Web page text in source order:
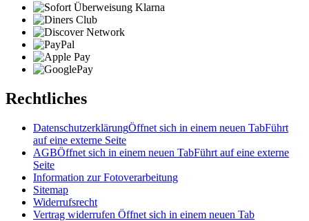
Rechtliches
DatenschutzerklärungÖffnet sich in einem neuen TabFührt
auf eine externe Seite
AGBÖffnet sich in einem neuen TabFührt auf eine externe
Seite
Information zur Fotoverarbeitung
Sitemap
Widerrufsrecht
Vertrag widerrufen Öffnet sich in einem neuen Tab